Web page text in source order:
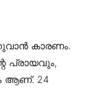
കാരണം.
പ്രായവും,
ആണ്. 24